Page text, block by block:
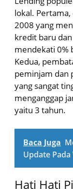
lokal.
2008 yang
kredit baru
mendekati 0%
Kedua,
peminjam dan
yang sangat
menganggap
yaitu 3 tahun.
Baca Juga
Update
Hati Hati